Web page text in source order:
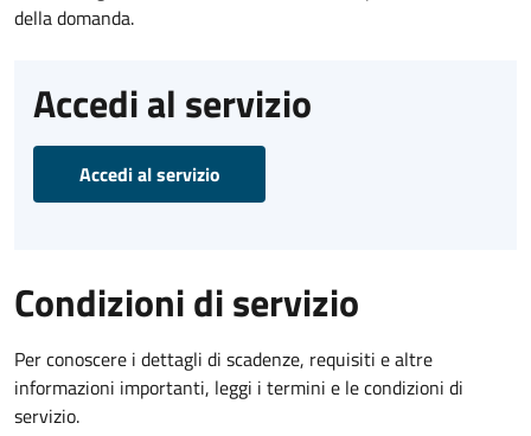
della domanda.
Accedi al servizio
Accedi al servizio
Condizioni di servizio
Per conoscere i dettagli di scadenze, requisiti e altre
informazioni importanti, leggi i termini e le condizioni di
servizio.